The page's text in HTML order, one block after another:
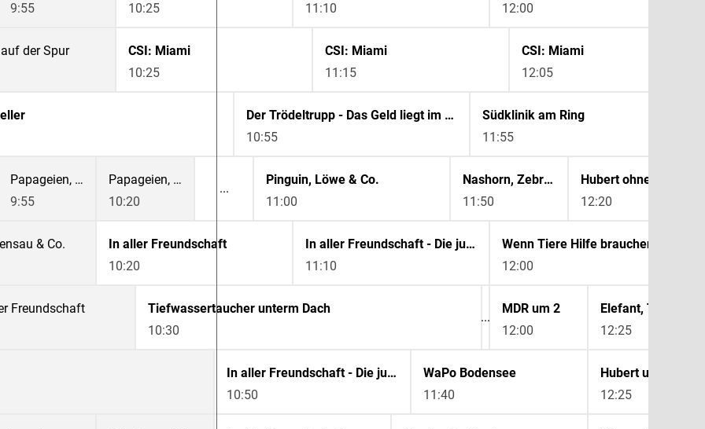
9:55
10:25
11:10
12:00
der Spur
CSI: Miami
10:25
CSI: Miami
11:15
CSI: Miami
12:05
Der Trödeltrupp - Das Geld liegt im Keller
10:55
Südklinik am Ring
11:55
Papageien, Palmen & Co.
9:55
Papageien, Palmen & Co.
10:20
Pinguin, Löwe & Co.
11:00
Nashorn, Zebra & Co.
11:50
Hubert ohne Staller
12:20
& Co.
In aller Freundschaft
10:20
In aller Freundschaft - Die jungen Ärzte
11:10
Wenn Tiere Hilfe brauchen
12:00
Freundschaft
Tiefwassertaucher unterm Dach
10:30
MDR um 2
12:00
Elefant, Tiger &
12:25
In aller Freundschaft - Die jungen Ärzte
10:50
WaPo Bodensee
11:40
Hubert und Staller
12:25